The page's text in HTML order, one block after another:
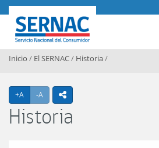
Contenido principal
SERNAC
Inicio / El SERNAC/ Historia/
+A Agrandar texto
-A Achicar textoicono compartir
Historia